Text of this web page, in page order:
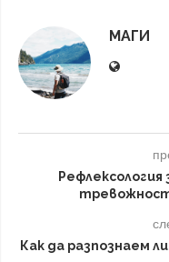
МАГИ
Рефлексология
Как да разпознаем